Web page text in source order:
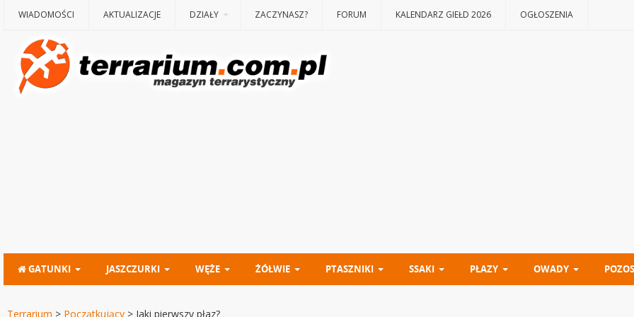
WIADOMOŚCI AKTUALIZACJE DZIAŁY ZACZYNASZ? FORUM KALENDARZ GIEŁD 2026 OGŁOSZENIA
GATUNKI JASZCZURKI WĘŻE ŻÓŁWIE PTASZNIKI SSAKI PŁAZY OWADY
Terrarium > Początkujący > Jaki pierwszy płaz?